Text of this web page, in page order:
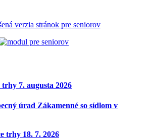
verzia stránok pre seniorov
trhy 7. augusta 2026
úrad Zákamenné so sídlom v
trhy 18. 7. 2026